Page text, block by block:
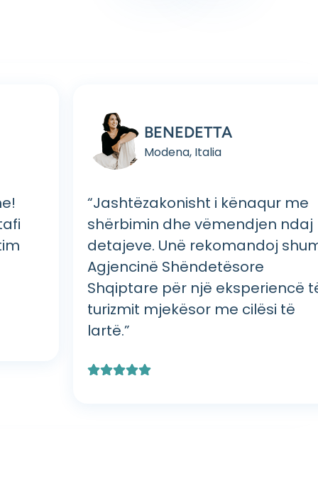
BENEDETTA
Modena, Italia
“Jashtëzakonisht i kënaqur me
shërbimin dhe vëmendjen ndaj
detajeve. Unë rekomandoj
Agjencinë Shëndetësore
Shqiptare për një eksperiencë
turizmit mjekësor me cilësi të
lartë.”